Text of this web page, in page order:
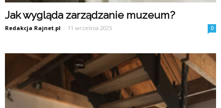
Jak wygląda zarządzanie muzeum?
Redakcja Rajnet.pl - 11 września 2025 0